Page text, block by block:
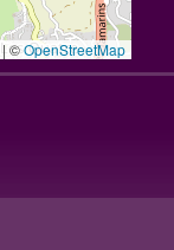
|©OpenStreetMap